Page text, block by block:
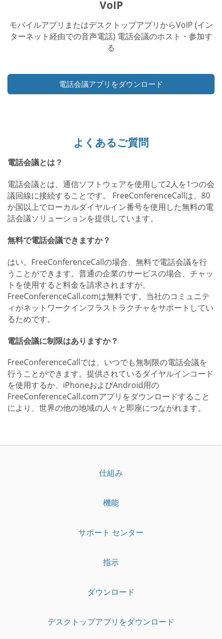
ン
ア
VoIP
モバイルアプリまたはデスクトップアプリからVoIP (イン
ターネット経由での音声電話) 電話会議のホスト・参加す
る
電話会議アプリをダウンロード
よくあるご質問
電話会議とは？
電話会議とは、通信ソフトウェアを使用して2人を1つの会
議回線に接続することです。 FreeConferenceCallは、80
か国以上でローカルダイヤルイン番号を使用した無料の電
話会議ソリューションを提供しています。
無料で電話会議できますか？
はい。FreeConferenceCallの場合、無料で電話会議を行
うことができます。普通の企業のサービスの場合、チャッ
トを使用すると料金を請求されますが、
FreeConferenceCall.comは無料です。当社のコミュニテ
ィがネットワークインフラストラクチャをサポートしてい
るためです。
電話会議に制限はありますか？
FreeConferenceCallでは、いつでも無制限の電話会議を
行うことができます。提供されているダイヤルインコード
を使用するか、iPhoneおよびAndroid用の
FreeConferenceCall.comアプリをダウンロードすること
により、世界の他の地域の人々と即座につながれます。
仕組み
機能
サポート センター
指示
ダウンロード
デスクトップアプリをダウンロード